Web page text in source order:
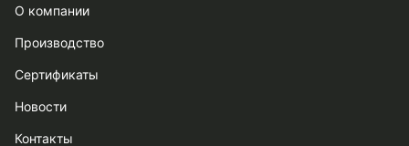
О компании
Производство
Сертификаты
Новости
Контакты